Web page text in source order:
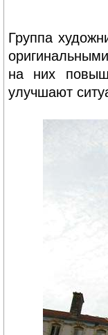
Группа
на них
улучшают